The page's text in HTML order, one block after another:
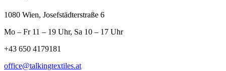
1080 Wien, Josefstädterstraße 6
Mo – Fr 11 – 19 Uhr, Sa 10 – 17 Uhr
+43 650 4179181
office@talkingtextiles.at